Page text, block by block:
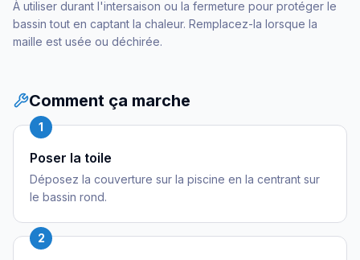
À utiliser durant l'intersaison ou la fermeture pour protéger le
bassin tout en captant la chaleur. Remplacez-la lorsque la
maille est usée ou déchirée.
Comment ça marche
1
Poser la toile
Déposez la couverture sur la piscine en la centrant sur
le bassin rond.
2